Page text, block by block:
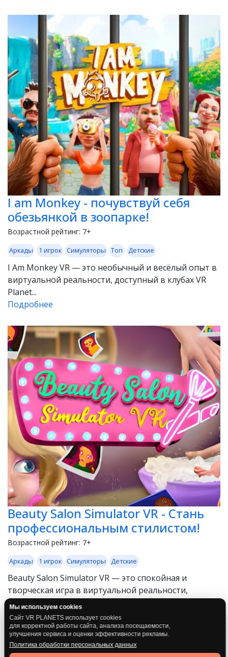
I am Monkey - почувствуй себя
обезьянкой в зоопарке!
Возрастной рейтинг: 7+
Аркады 1 игрок Симуляторы Топ Детские
I Am Monkey VR — это необычный и весёлый опыт в
виртуальной реальности, доступный в клубах VR
Planet...
Подробнее
Beauty Salon Simulator VR - Стань
профессиональным стилистом!
Возрастной рейтинг: 7+
Аркады 1 игрок Симуляторы Детские
Beauty Salon Simulator VR — это спокойная и
творческая игра в виртуальной реальности,
доступная в кл...
Подробнее
Мы используем cookies
Сайт VR PLANETS использует cookies
для корректной работы сайта, анализа посещаемости,
улучшения сервиса и оценки эффективности рекламы.
Политика обработки персональных данных
Отклонить необязательные
💬